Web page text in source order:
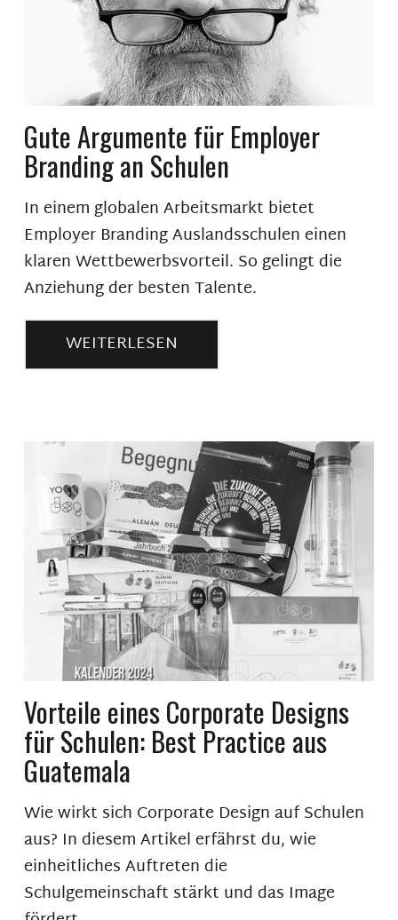
Gute Argumente für Employer
Branding an Schulen
In einem globalen Arbeitsmarkt bietet
Employer Branding Auslandsschulen einen
klaren Wettbewerbsvorteil. So gelingt die
Anziehung der besten Talente.
WEITERLESEN
Vorteile eines Corporate Designs
für Schulen: Best Practice aus
Guatemala
Wie wirkt sich Corporate Design auf Schulen
aus? In diesem Artikel erfährst du, wie
einheitliches Auftreten die
Schulgemeinschaft stärkt und das Image